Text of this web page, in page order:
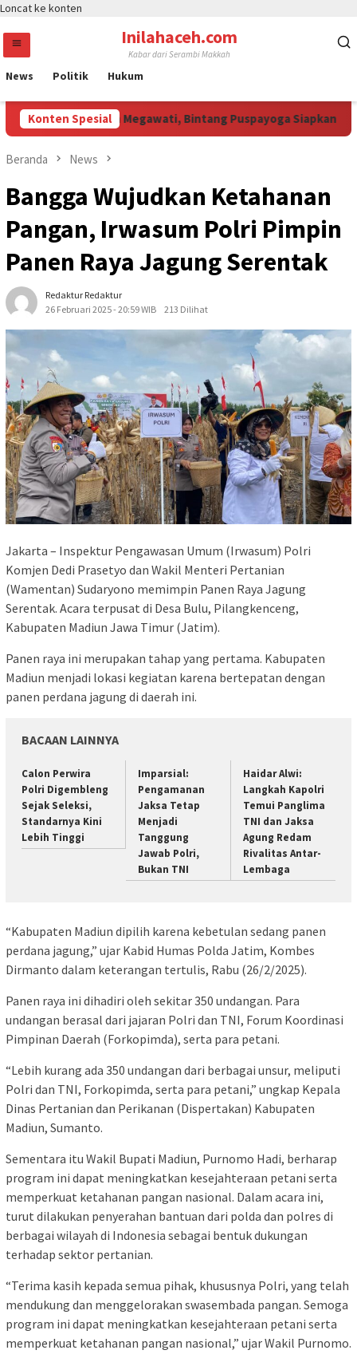
Loncat ke konten
Inilahaceh.com
Kabar dari Serambi Makkah
News Politik Hukum
Konten Spesial
Curi Perhatian Megawati, Bintang Puspayoga Siapkan
Beranda News
Bangga Wujudkan Ketahanan
Pangan, Irwasum Polri Pimpin
Panen Raya Jagung Serentak
Redaktur Redaktur
26 Februari 2025 - 20:59 WIB
213 Dilihat
Jakarta – Inspektur Pengawasan Umum (Irwasum) Polri
Komjen Dedi Prasetyo dan Wakil Menteri Pertanian
(Wamentan) Sudaryono memimpin Panen Raya Jagung
Serentak. Acara terpusat di Desa Bulu, Pilangkenceng,
Kabupaten Madiun Jawa Timur (Jatim).
Panen raya ini merupakan tahap yang pertama. Kabupaten
Madiun menjadi lokasi kegiatan karena bertepatan dengan
panen perdana jagung di daerah ini.
BACAAN LAINNYA
Calon Perwira
Polri Digembleng
Sejak Seleksi,
Standarnya Kini
Lebih Tinggi
Imparsial:
Pengamanan
Jaksa Tetap
Menjadi
Tanggung
Jawab Polri,
Bukan TNI
Haidar Alwi:
Langkah Kapolri
Temui Panglima
TNI dan Jaksa
Agung Redam
Rivalitas Antar-
Lembaga
“Kabupaten Madiun dipilih karena kebetulan sedang panen
perdana jagung,” ujar Kabid Humas Polda Jatim, Kombes
Dirmanto dalam keterangan tertulis, Rabu (26/2/2025).
Panen raya ini dihadiri oleh sekitar 350 undangan. Para
undangan berasal dari jajaran Polri dan TNI, Forum Koordinasi
Pimpinan Daerah (Forkopimda), serta para petani.
“Lebih kurang ada 350 undangan dari berbagai unsur, meliputi
Polri dan TNI, Forkopimda, serta para petani,” ungkap Kepala
Dinas Pertanian dan Perikanan (Dispertakan) Kabupaten
Madiun, Sumanto.
Sementara itu Wakil Bupati Madiun, Purnomo Hadi, berharap
program ini dapat meningkatkan kesejahteraan petani serta
memperkuat ketahanan pangan nasional. Dalam acara ini,
turut dilakukan penyerahan bantuan dari polda dan polres di
berbagai wilayah di Indonesia sebagai bentuk dukungan
terhadap sektor pertanian.
“Terima kasih kepada semua pihak, khususnya Polri, yang telah
mendukung dan menggelorakan swasembada pangan. Semoga
program ini dapat meningkatkan kesejahteraan petani serta
memperkuat ketahanan pangan nasional,” ujar Wakil Purnomo.